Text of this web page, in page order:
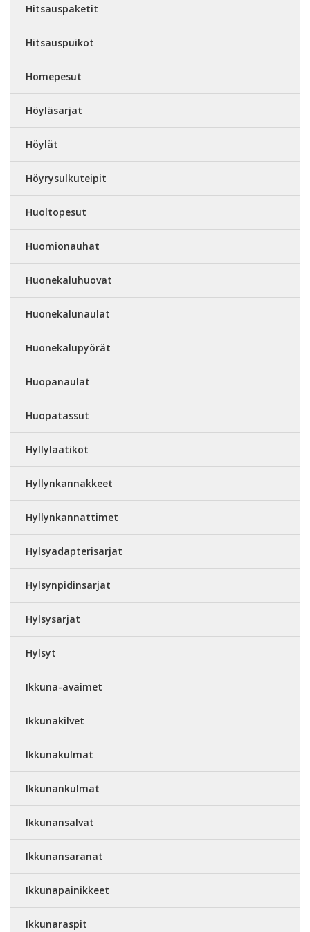
Hitsauspaketit
Hitsauspuikot
Homepesut
Höyläsarjat
Höylät
Höyrysulkuteipit
Huoltopesut
Huomionauhat
Huonekaluhuovat
Huonekalunaulat
Huonekalupyörät
Huopanaulat
Huopatassut
Hyllylaatikot
Hyllynkannakkeet
Hyllynkannattimet
Hylsyadapterisarjat
Hylsynpidinsarjat
Hylsysarjat
Hylsyt
Ikkuna-avaimet
Ikkunakilvet
Ikkunakulmat
Ikkunankulmat
Ikkunansalvat
Ikkunansaranat
Ikkunapainikkeet
Ikkunaraspit